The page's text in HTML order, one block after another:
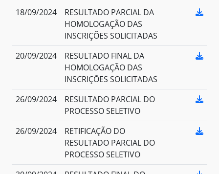
18/09/2024
RESULTADO PARCIAL DA
HOMOLOGAÇÃO DAS
INSCRIÇÕES SOLICITADAS
20/09/2024
RESULTADO FINAL DA
HOMOLOGAÇÃO DAS
INSCRIÇÕES SOLICITADAS
26/09/2024
RESULTADO PARCIAL DO
PROCESSO SELETIVO
26/09/2024
RETIFICAÇÃO DO
RESULTADO PARCIAL DO
PROCESSO SELETIVO